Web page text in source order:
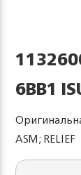
6BB1
ASM; RELIEF